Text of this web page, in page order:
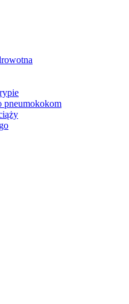
pneumokokom